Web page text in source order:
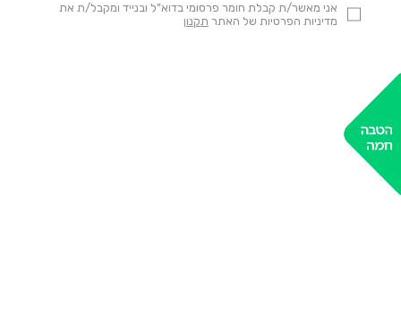
אני מאשר/ת קבלת חומר פרסומי בדוא"ל ובנייד ומקבל/ת את
מדיניות הפרטיות של האתר תקנון